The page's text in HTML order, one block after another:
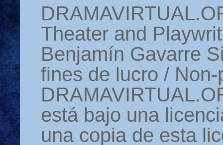
Theater and
Benjamín Gavarre
fines de lucro /
está bajo una
una copia de esta